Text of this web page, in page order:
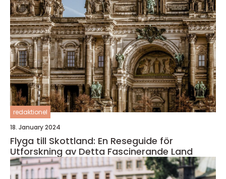
redaktionel
18. January 2024
Flyga till Skottland: En Reseguide för
Utforskning av Detta Fascinerande Land